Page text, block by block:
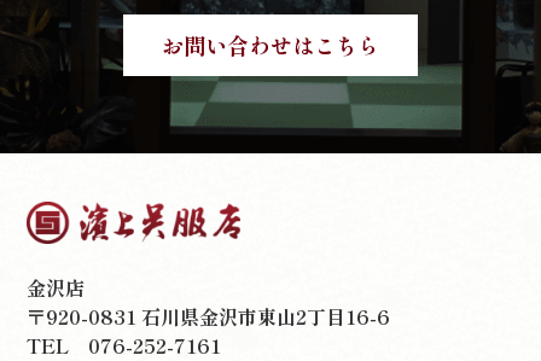
お問い合わせはこちら
金沢店
〒920-0831 石川県金沢市東山2丁目16-6
TEL 076-252-7161